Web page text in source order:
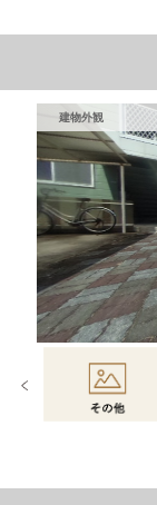
物件情報に戻る
建物外観